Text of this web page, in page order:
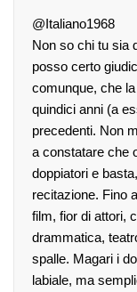
@Italiano1968
Non so chi tu sia
posso certo
comunque, che
quindici anni (a
precedenti. Non
a constatare che
doppiatori e
recitazione. Fino
film, fior di attori,
drammatica,
spalle. Magari i
labiale, ma